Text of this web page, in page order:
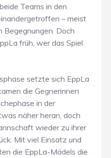
Teams in den
– meist
Begegnungen. Doch
früh, wer das Spiel
setzte sich EppLa
die Gegnerinnen
in der
näher heran, doch
wieder zu ihrer
Mit viel Einsatz und
die EppLa-Mädels die